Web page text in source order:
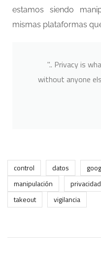
estamos siendo
mismas plataformas
".. Privacy is
without anyone
control datos
manipulación
privacidad
takeout
vigilancia